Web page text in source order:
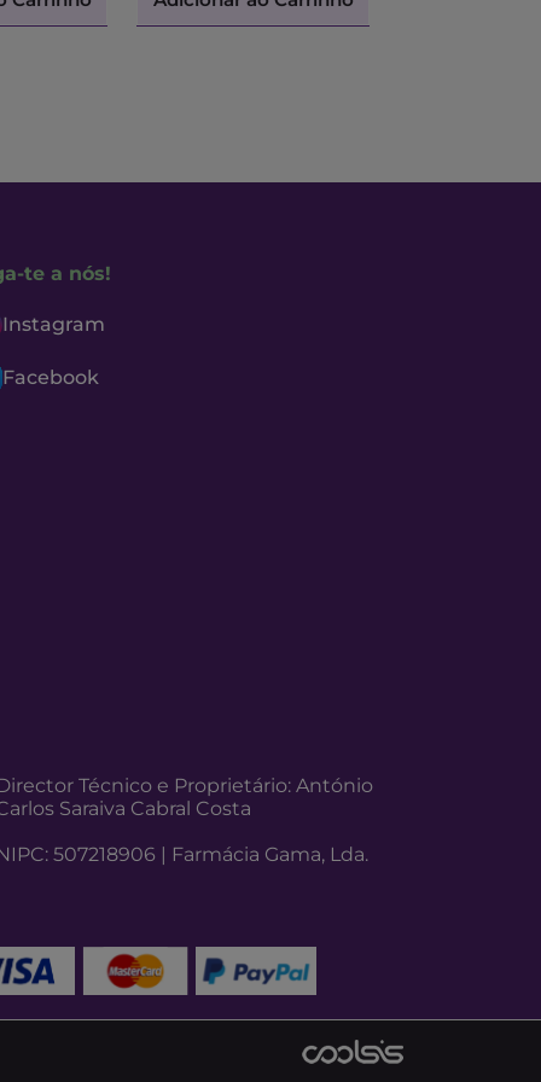
te a nós!
Instagram
Facebook
Técnico e Proprietário: António
Saraiva Cabral Costa
507218906 | Farmácia Gama, Lda.